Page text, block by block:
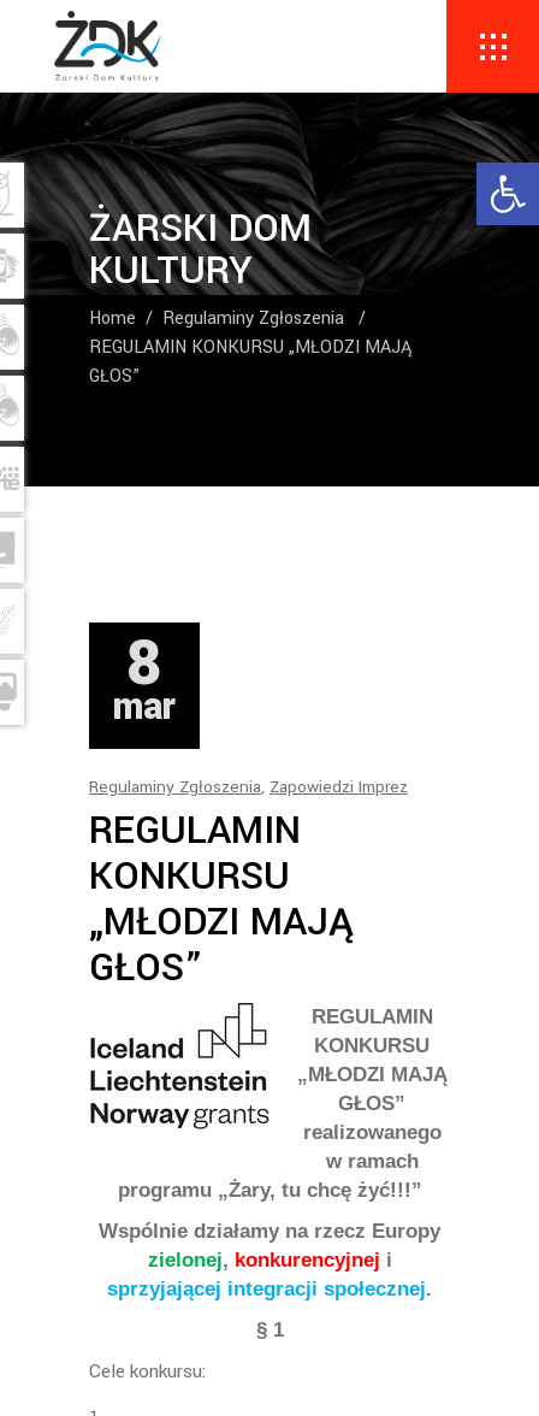
ŻARSKI DOM
KULTURY
Home / Regulaminy Zgłoszenia /
REGULAMIN KONKURSU „MŁODZI MAJĄ
GŁOS”
8
mar
Regulaminy Zgłoszenia, Zapowiedzi Imprez
REGULAMIN
KONKURSU
„MŁODZI MAJĄ
GŁOS”
REGULAMIN
KONKURSU
„MŁODZI MAJĄ
GŁOS”
realizowanego
w ramach
programu „Żary, tu chcę żyć!!!”
Wspólnie działamy na rzecz Europy
zielonej, konkurencyjnej i
sprzyjającej integracji społecznej.
§ 1
Cele konkursu: